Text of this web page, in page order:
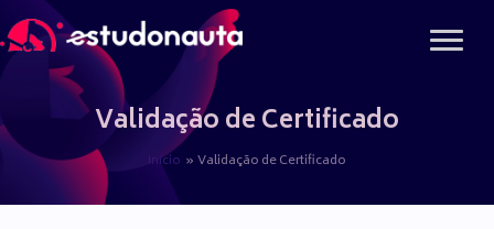
para
conteúdoValidação de Certificado
Início Validação de Certificado